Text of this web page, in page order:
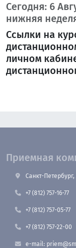
Сегодня: 6
нижняя
Ссылки на
личном
Приемная
Санкт-
+7 (812) 757-16-77
+7 (812) 757-05-77
+7 (812) 757-22-00
e-mail: